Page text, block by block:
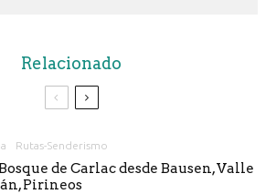
Relacionado
Rutas-Senderismo
de Carlac desde Bausen, Valle
Pirineos